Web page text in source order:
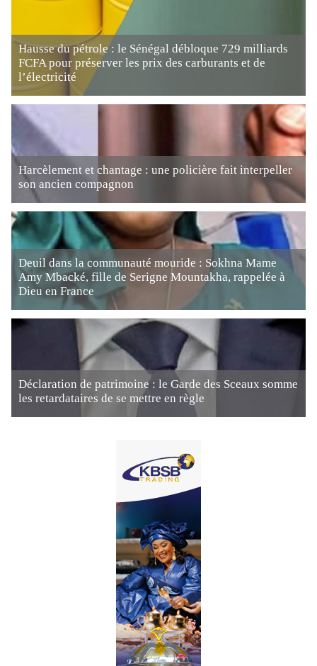
Hausse du pétrole : le Sénégal débloque 729 milliards
FCFA pour préserver les prix des carburants et de
l’électricité
Harcèlement et chantage : une policière fait interpeller
son ancien compagnon
Deuil dans la communauté mouride : Sokhna Mame
Amy Mbacké, fille de Serigne Mountakha, rappelée à
Dieu en France
Déclaration de patrimoine : le Garde des Sceaux somme
les retardataires de se mettre en règle